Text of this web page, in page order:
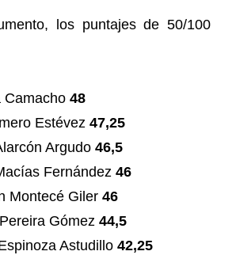
los puntajes de 50/100
Camacho48
Estévez47,25
Argudo46,5
Fernández46
Montecé Giler46
Gómez44,5
Astudillo42,25